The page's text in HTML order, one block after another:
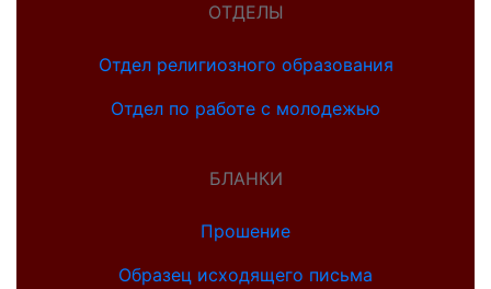
ОТДЕЛЫ
Отдел религиозного образования
Отдел по работе с молодежью
БЛАНКИ
Прошение
Образец исходящего письма